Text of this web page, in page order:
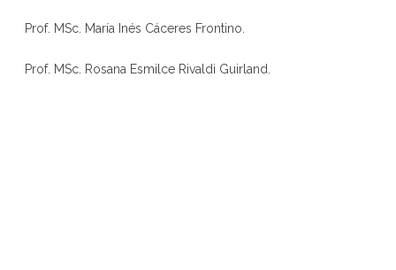
Prof. MSc. María Inés Cáceres Frontino.
Prof. MSc. Rosana Esmilce Rivaldi Guirland.